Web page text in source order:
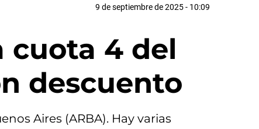
9 de septiembre de 2025 - 10:09
cuota 4 del
descuento
Aires (ARBA). Hay varias